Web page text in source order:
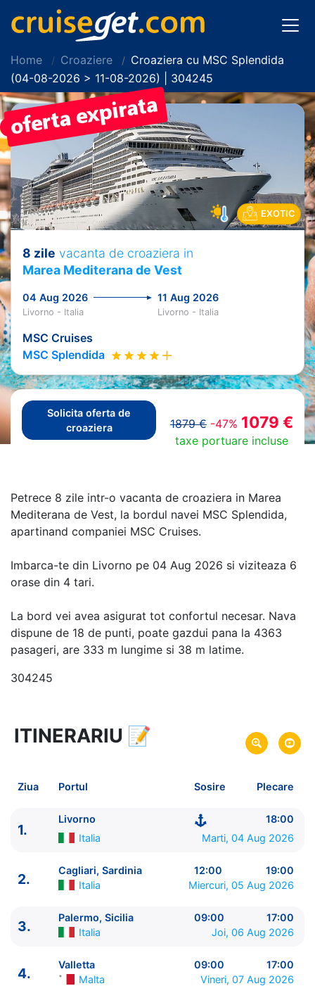
Home Croaziere
Croaziera cu MSC Splendida
(04-08-2026 > 11-08-2026) | 304245
PRET REDUS!
EXOTIC
8 zile vacanta de croaziera in
Marea Mediterana de Vest
04 Aug 2026 11 Aug 2026
Livorno - Italia Livorno - Italia
MSC Cruises
MSC Splendida
Solicita oferta de
croaziera
1879 € -47% 1079 €
taxe portuare incluse
Petrece 8 zile intr-o vacanta de croaziera in Marea
Mediterana de Vest, la bordul navei MSC Splendida,
apartinand companiei MSC Cruises.
Imbarca-te din Livorno pe 04 Aug 2026 si viziteaza 6
orase din 4 tari.
La bord vei avea asigurat tot confortul necesar. Nava
dispune de 18 de punti, poate gazdui pana la 4363
pasageri, are 333 m lungime si 38 m latime.
304245
8 zile vacanta de croaziera in
Marea Mediterana de Vest -
Plecare pe 04 Aug 2026 din Livorno, Italia
MSC Cruises
ITINERARIU 📝
Ziua Portul Sosire Plecare
1.
Livorno
18:00
Italia
Marti, 04 Aug 2026
2.
Cagliari, Sardinia 12:00
19:00
Italia
Miercuri, 05 Aug 2026
3.
Palermo, Sicilia 09:00
17:00
Italia
Joi, 06 Aug 2026
4.
Valletta 09:00
17:00
Malta
Vineri, 07 Aug 2026